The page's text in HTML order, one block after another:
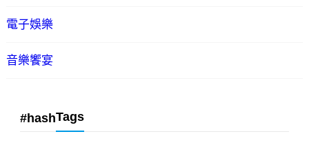
電子娛樂
音樂饗宴
#hashTags